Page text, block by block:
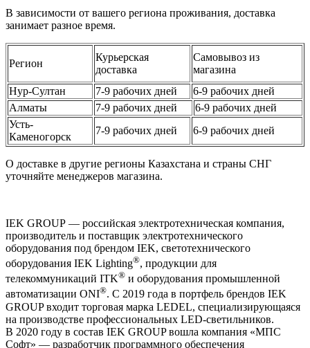
В зависимости от вашего региона проживания, доставка
занимает разное время.
Регион
Курьерская
доставка
Самовывоз из
магазина
Нур-Султан
7-9 рабочих дней
6-9 рабочих дней
Алматы
7-9 рабочих дней
6-9 рабочих дней
Усть-
Каменогорск
7-9 рабочих дней 6-9 рабочих дней
О доставке в другие регионы Казахстана и страны СНГ
уточняйте менеджеров магазина.
IEK GROUP — российская электротехническая компания,
производитель и поставщик электротехнического
оборудования под брендом IEK, светотехнического
оборудования IEK Lighting®, продукции для
телекоммуникаций ITK® и оборудования промышленной
автоматизации ONI®. С 2019 года в портфель брендов IEK
GROUP входит торговая марка LEDEL, специализирующаяся
на производстве профессиональных LED-светильников.
В 2020 году в состав IEK GROUP вошла компания «МПС
Софт» — разработчик программного обеспечения